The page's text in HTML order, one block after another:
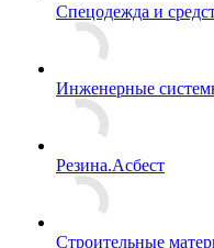
Спецодежда и
Инженерные
Резина.Асбест
Строительные